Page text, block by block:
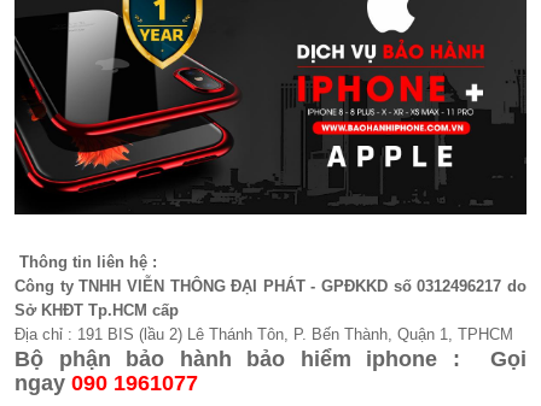
Thông tin liên hệ :
Công ty TNHH VIỄN THÔNG ĐẠI PHÁT - GPĐKKD số 0312496217 do
Sở KHĐT Tp.HCM cấp
Địa chỉ : 191 BIS (lầu 2) Lê Thánh Tôn, P. Bến Thành, Quận 1, TPHCM
Bộ phận bảo hành bảo hiểm iphone : Gọi
ngay090 1961077​